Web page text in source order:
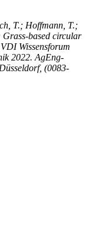
T.; Hoffmann, T.;
Grass-based circular
Wissensforum
2022. AgEng-
(0083-